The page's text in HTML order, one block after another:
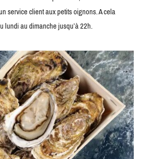
service client aux petits oignons. A cela
lundi au dimanche jusqu’à 22h.